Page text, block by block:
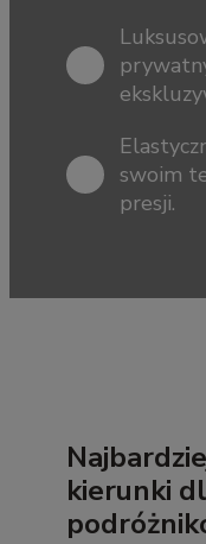
swoim
presji.
kierunki